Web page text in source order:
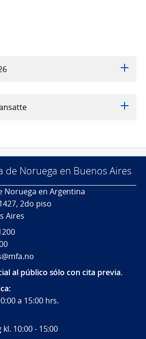
de Noruega en Buenos Aires
Noruega en Argentina
2do piso
Aires
al público sólo con cita previa.
a 15:00 hrs.
10:00 - 15:00